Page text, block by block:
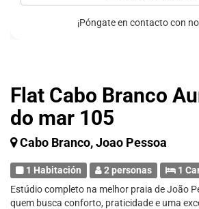
Flat Cabo Branco
do mar 105
Cabo Branco, Joao Pessoa
1 Habitación 2 personas 1
Estúdio completo na melhor praia de João
quem busca conforto, praticidade e uma
¡Póngate en contacto con